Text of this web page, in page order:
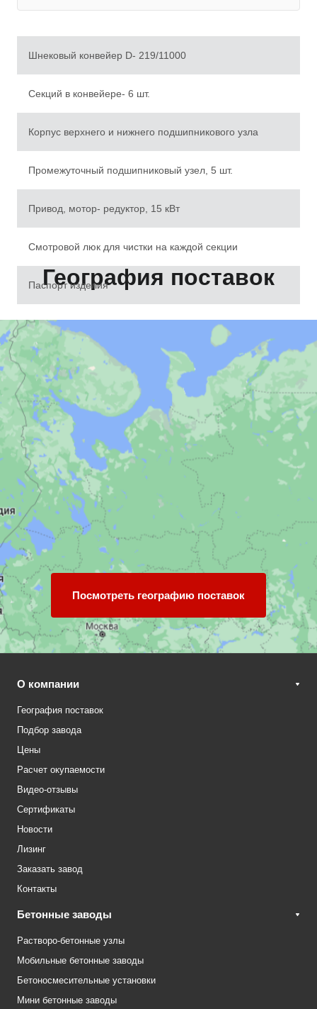
Шнековый конвейер D- 219/11000
Секций в конвейере- 6 шт.
Корпус верхнего и нижнего подшипникового узла
Промежуточный подшипниковый узел, 5 шт.
Привод, мотор- редуктор, 15 кВт
Смотровой люк для чистки на каждой секции
Паспорт изделия
География поставок
Посмотреть географию поставок
О компании
География поставок
Подбор завода
Цены
Расчет окупаемости
Видео-отзывы
Сертификаты
Новости
Лизинг
Заказать завод
Контакты
Бетонные заводы
Растворо-бетонные узлы
Мобильные бетонные заводы
Бетоносмесительные установки
Мини бетонные заводы